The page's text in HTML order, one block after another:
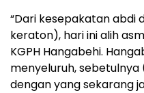
“Dari kesepakatan abdi
keraton), hari ini alih
KGPH Hangabehi.
menyeluruh,
dengan yang sekarang